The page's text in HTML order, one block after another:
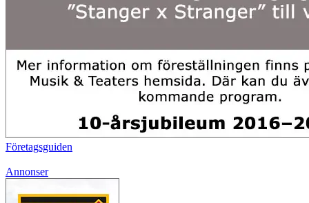
Företagsguiden
Annonser